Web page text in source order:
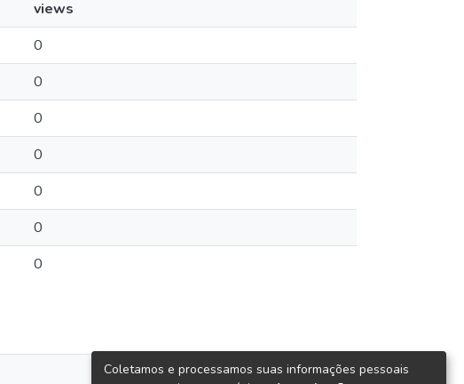
views
0
0
0
0
0
0
0
views
Coletamos e processamos suas informações pessoais